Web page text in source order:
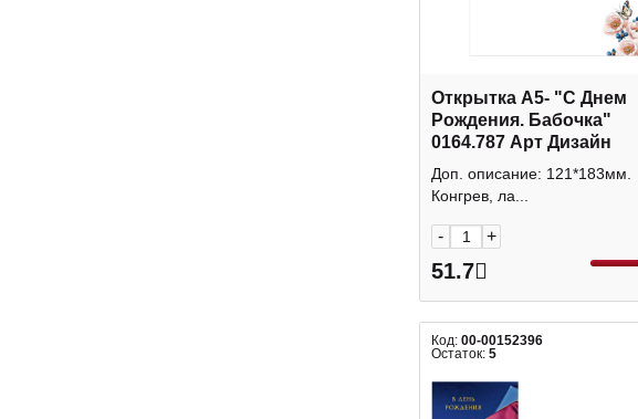
Открытка А5- "С Днем
Рождения. Бабочка"
0164.787 Арт Дизайн
Доп. описание: 121*183мм.
Конгрев, ла...
- +
51.7
Код: 00-00152396
Остаток: 5